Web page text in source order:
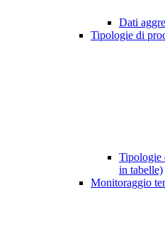
Dati
Tipologie di
Tipologie
in tabelle)
Monitoraggio